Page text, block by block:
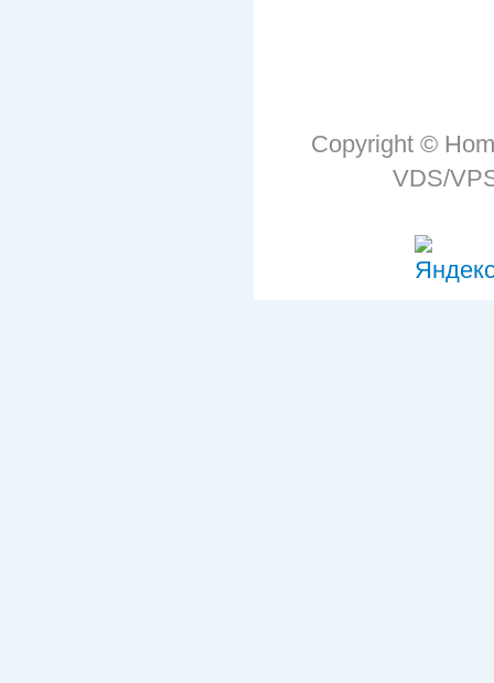
Copyright ©
VDS/